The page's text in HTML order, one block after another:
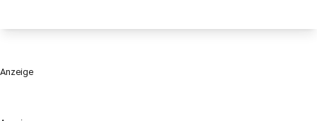
Anzeige